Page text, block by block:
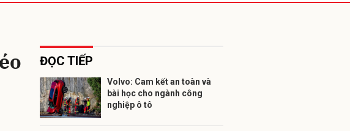
ĐỌC TIẾP
Volvo: Cam kết an toàn và
bài học cho ngành công
nghiệp ô tô
Gửi